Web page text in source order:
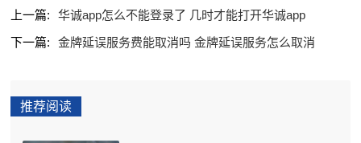
上一篇:
华诚app怎么不能登录了 几时才能打开华诚app
下一篇:
金牌延误服务费能取消吗 金牌延误服务怎么取消
推荐阅读